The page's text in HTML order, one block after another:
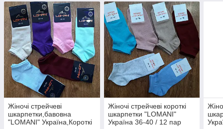
Жіночі стрейчеві
шкарпетки,бавовна
"LOMANI" Україна,Короткі
Жіночі стрейчеві короткі
шкарпетки "LOMANI"
Україна 36-40 / 12 пар